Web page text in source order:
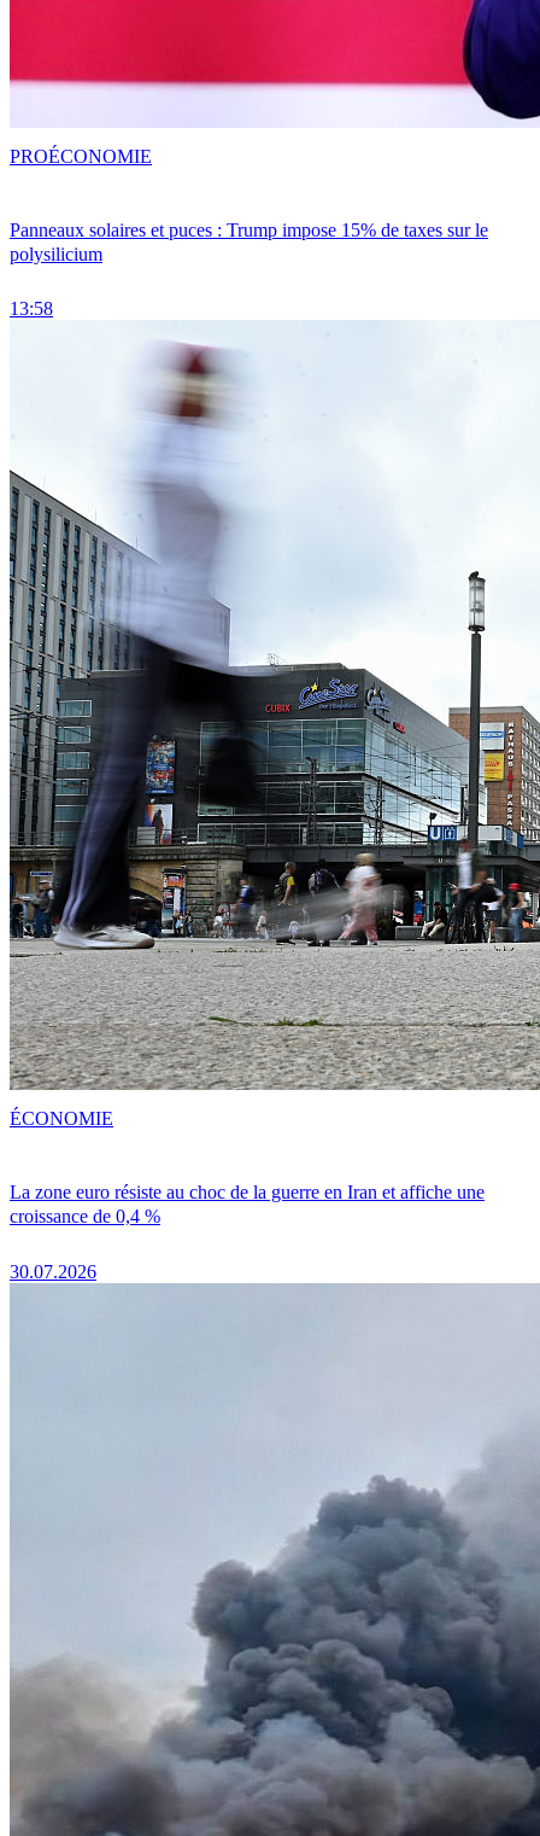
Panneaux solaires et puces : Trump impose 15% de taxes sur le
polysilicium
13:58
PROÉCONOMIE
La zone euro résiste au choc de la guerre en Iran et affiche une
croissance de 0,4 %
30.07.2026
ÉCONOMIE